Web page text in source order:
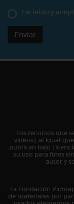
He leído y
Enviar
Los recursos que
vídeos), al igual
publican bajo
su uso para fines
autor y
La Fundación
de materiales por